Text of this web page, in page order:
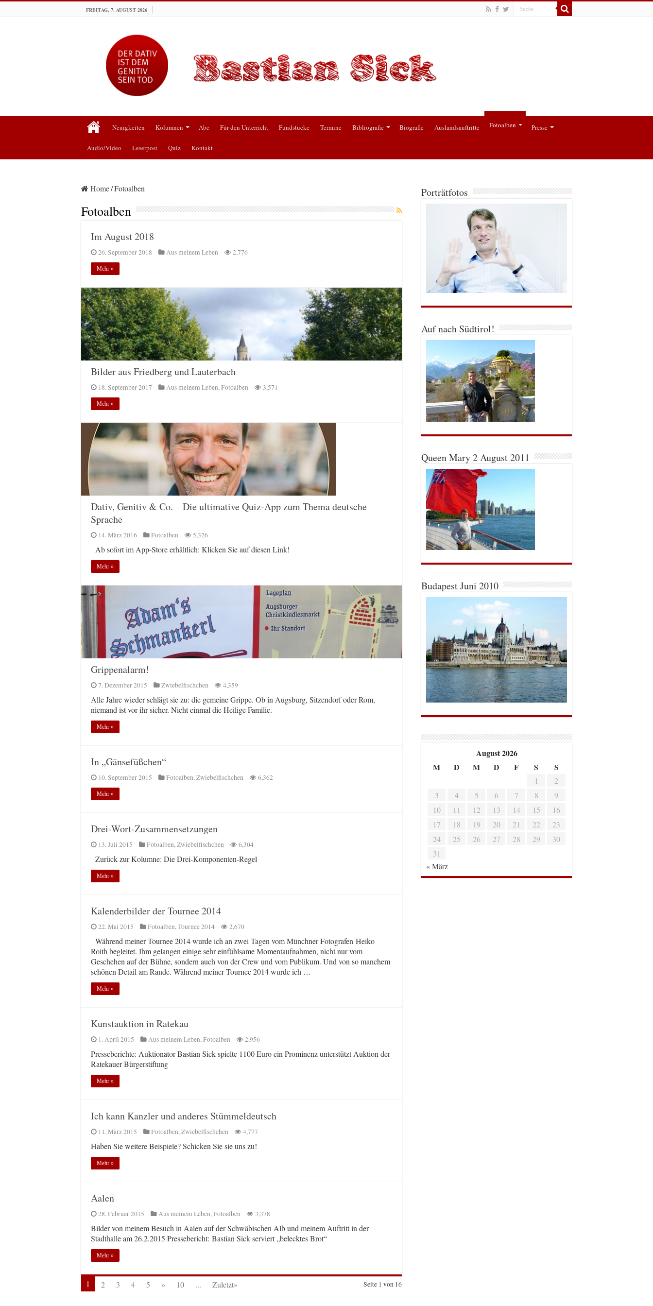
FREITAG, 7. AUGUST 2026
Neuigkeiten Kolumnen Abc Für den Unterricht Fundstücke Termine Bibliografie Biografie Auslandsauftritte Fotoalben Presse
Audio/Video Leserpost Quiz Kontakt
Home/Fotoalben
Fotoalben
Im August 2018
26. September 2018 Aus meinem Leben 2,776
Mehr »
Bilder aus Friedberg und Lauterbach
18. September 2017 Aus meinem Leben,Fotoalben 3,571
Mehr »
Dativ, Genitiv & Co. – Die ultimative Quiz-App zum Thema deutsche
Sprache
14. März 2016 Fotoalben 5,326
Ab sofort im App-Store erhältlich: Klicken Sie auf diesen Link!
Mehr »
Grippenalarm!
7. Dezember 2015 Zwiebelfischchen 4,359
Alle Jahre wieder schlägt sie zu: die gemeine Grippe. Ob in Augsburg, Sitzendorf oder Rom,
niemand ist vor ihr sicher. Nicht einmal die Heilige Familie.
Mehr »
In „Gänsefüßchen“
10. September 2015 Fotoalben,Zwiebelfischchen 6,362
Mehr »
Drei-Wort-Zusammensetzungen
13. Juli 2015 Fotoalben,Zwiebelfischchen 6,304
Zurück zur Kolumne: Die Drei-Komponenten-Regel
Mehr »
Kalenderbilder der Tournee 2014
22. Mai 2015 Fotoalben,Tournee 2014 2,670
Während meiner Tournee 2014 wurde ich an zwei Tagen vom Münchner Fotografen Heiko
Roith begleitet. Ihm gelangen einige sehr einfühlsame Momentaufnahmen, nicht nur vom
Geschehen auf der Bühne, sondern auch von der Crew und vom Publikum. Und von so manchem
schönen Detail am Rande. Während meiner Tournee 2014 wurde ich …
Mehr »
Kunstauktion in Ratekau
1. April 2015 Aus meinem Leben,Fotoalben 2,956
Presseberichte: Auktionator Bastian Sick spielte 1100 Euro ein Prominenz unterstützt Auktion der
Ratekauer Bürgerstiftung
Mehr »
Ich kann Kanzler und anderes Stümmeldeutsch
11. März 2015 Fotoalben,Zwiebelfischchen 4,777
Haben Sie weitere Beispiele? Schicken Sie sie uns zu!
Mehr »
Aalen
28. Februar 2015 Aus meinem Leben,Fotoalben 3,378
Bilder von meinem Besuch in Aalen auf der Schwäbischen Alb und meinem Auftritt in der
Stadthalle am 26.2.2015 Pressebericht: Bastian Sick serviert „belecktes Brot“
Mehr »
Seite 1 von 16
1 2 3 4 5 » 10 ... Zuletzt»
Porträtfotos
Auf nach Südtirol!
Queen Mary 2 August 2011
Budapest Juni 2010
August 2026
M
D M D F S S
1
2
3
4 5 6 7 8
9
10
11 12 13 14 15
16
17
18 19 20 21 22
23
24
25 26 27 28 29
30
31
« März